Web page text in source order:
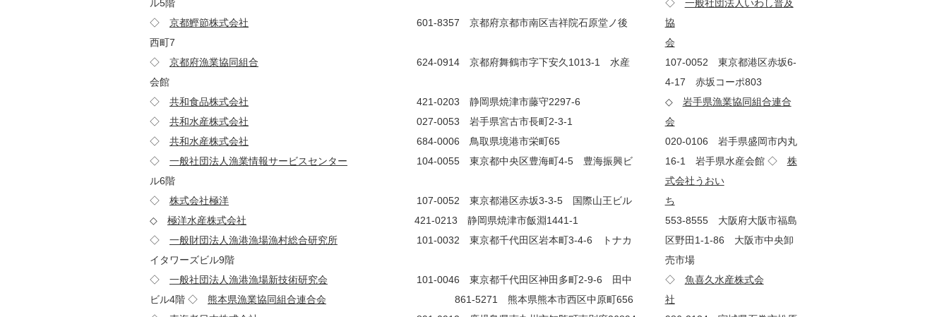
ル5階
◇ 京都鰹節株式会社 601-8357 京都府京都市南区吉祥院石原堂ノ後
西町7
◇ 京都府漁業協同組合 624-0914 京都府舞鶴市字下安久1013-1 水産
会館
◇ 共和食品株式会社 421-0203 静岡県焼津市藤守2297-6
◇ 共和水産株式会社 027-0053 岩手県宮古市長町2-3-1
◇ 共和水産株式会社 684-0006 鳥取県境港市栄町65
◇ 一般社団法人漁業情報サービスセンター 104-0055 東京都中央区豊海町4-5 豊海振興ビ
ル6階
◇ 株式会社極洋 107-0052 東京都港区赤坂3-3-5 国際山王ビル
◇ 極洋水産株式会社 421-0213 静岡県焼津市飯淵1441-1
◇ 一般財団法人漁港漁場漁村総合研究所 101-0032 東京都千代田区岩本町3-4-6 トナカ
イタワーズビル9階
◇ 一般社団法人漁港漁場新技術研究会 101-0046 東京都千代田区神田多町2-9-6 田中
ビル4階 ◇ 熊本県漁業協同組合連合会 861-5271 熊本県熊本市西区中原町656
◇ 一般社団法人いわし普及
協
会
107-0052 東京都港区赤坂6-
4-17 赤坂コーポ803
◇ 岩手県漁業協同組合連合
会
020-0106 岩手県盛岡市内丸
16-1 岩手県水産会館 ◇ 株
式会社うおい
ち
553-8555 大阪府大阪市福島
区野田1-1-86 大阪市中央卸
売市場
◇ 魚喜久水産株式会
社